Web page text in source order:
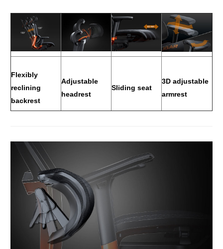
Flexibly
reclining
backrest
Adjustable
headrest
Sliding seat
3D adjustable
armrest